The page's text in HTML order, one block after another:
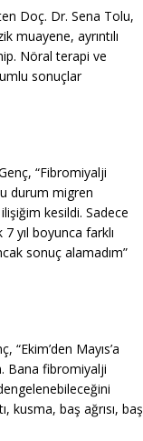
Doç. Dr. Sena Tolu,
muayene, ayrıntılı
Nöral terapi ve
sonuçlar
“Fibromiyalji
durum migren
kesildi. Sadece
yıl boyunca farklı
sonuç alamadım”
Mayıs’a
Bana fibromiyalji
kusma, baş ağrısı, baş